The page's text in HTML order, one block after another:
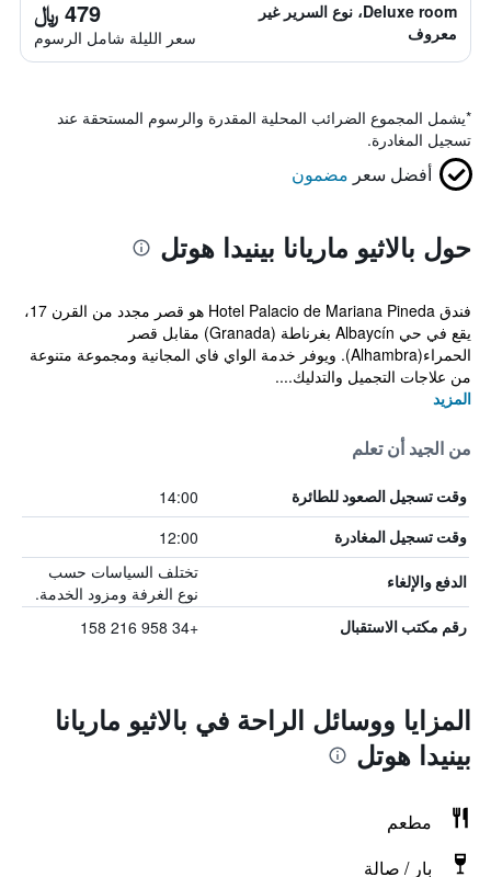
Deluxe room، نوع السرير غير
معروف
479 ﷼
سعر الليلة شامل الرسوم
*يشمل المجموع الضرائب المحلية المقدرة والرسوم المستحقة عند
تسجيل المغادرة.
أفضل سعر مضمون
حول بالاثيو ماريانا بينيدا هوتل
فندق Hotel Palacio de Mariana Pineda هو قصر مجدد من القرن 17،
يقع في حي Albaycín بغرناطة (Granada) مقابل قصر
الحمراء(Alhambra). ويوفر خدمة الواي فاي المجانية ومجموعة متنوعة
من علاجات التجميل والتدليك....
المزيد
من الجيد أن تعلم
وقت تسجيل الصعود للطائرة 14:00
وقت تسجيل المغادرة 12:00
الدفع والإلغاء
تختلف السياسات حسب
نوع الغرفة ومزود الخدمة.
رقم مكتب الاستقبال +34 958 216 158
المزايا ووسائل الراحة في بالاثيو ماريانا
بينيدا هوتل
مطعم
بار / صالة